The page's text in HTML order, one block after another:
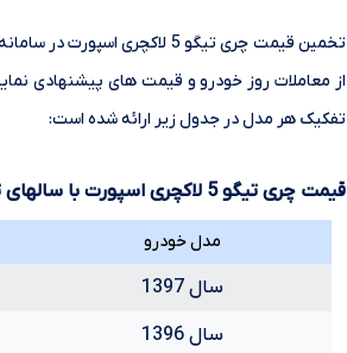
تخمین قیمت چری تیگو 5
از معاملات روز خودرو و قیمت های پیشنهادی
تفکیک هر مدل در جدول زیر ارائه شده است:
قیمت چری تیگو5 لاکچری اسپورت با
مدل خودرو
سال 1397
سال 1396